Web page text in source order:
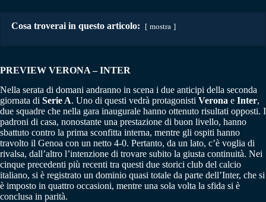
Cosa troverai in questo articolo: mostra
PREVIEW VERONA – INTER
Nella serata di domani andranno in scena i due anticipi della seconda
giornata di Serie A. Uno di questi vedrà protagonisti Verona e Inter,
due squadre che nella gara inaugurale hanno ottenuto risultati opposti. I
padroni di casa, nonostante una prestazione di buon livello, hanno
sbattuto contro la prima sconfitta interna, mentre gli ospiti hanno
travolto il Genoa con un netto 4-0. Pertanto, da un lato, c’è voglia di
rivalsa, dall’altro l’intenzione di trovare subito la giusta continuità. Nei
cinque precedenti più recenti tra questi due storici club del calcio
italiano, si è registrato un dominio quasi totale da parte dell’Inter, che si
è imposto in quattro occasioni, mentre una sola volta la sfida si è
conclusa in parità.